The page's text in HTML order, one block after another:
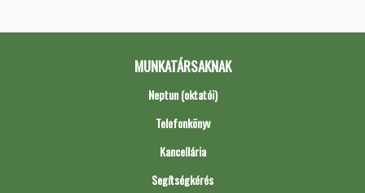
MUNKATÁRSAKNAK
Neptun (oktatói)
Telefonkönyv
Kancellária
Segítségkérés